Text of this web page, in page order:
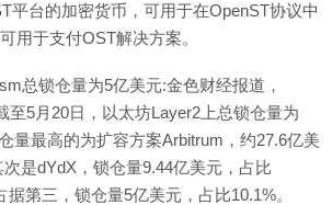
平台的加密货币，可用于在OpenST协议中
用于支付OST解决方案。
总锁仓量为5亿美元:金色财经报道，
至5月20日，以太坊Layer2上总锁仓量为
量最高的为扩容方案Arbitrum，约27.6亿美
是dYdX，锁仓量9.44亿美元，占比
第三，锁仓量5亿美元，占比10.1%。